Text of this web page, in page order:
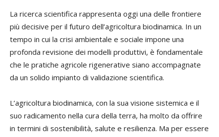
La ricerca scientifica rappresenta oggi una delle frontiere
più decisive per il futuro dell’agricoltura biodinamica. In un
tempo in cui la crisi ambientale e sociale impone una
profonda revisione dei modelli produttivi, è fondamentale
che le pratiche agricole rigenerative siano accompagnate
da un solido impianto di validazione scientifica.
L’agricoltura biodinamica, con la sua visione sistemica e il
suo radicamento nella cura della terra, ha molto da offrire
in termini di sostenibilità, salute e resilienza. Ma per essere